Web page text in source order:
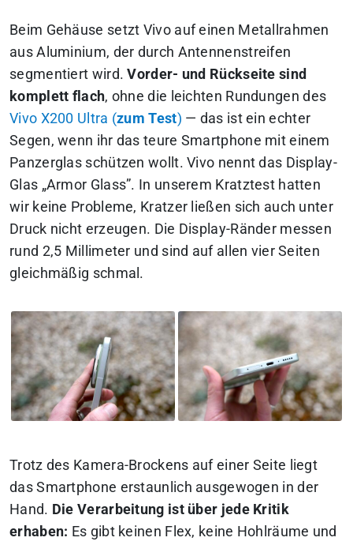
Beim Gehäuse setzt Vivo auf einen Metallrahmen
aus Aluminium, der durch Antennenstreifen
segmentiert wird.Vorder- und Rückseite sind
komplett flach, ohne die leichten Rundungen des
Vivo X200 Ultra (zum Test) — das ist ein echter
Segen, wenn ihr das teure Smartphone mit einem
Panzerglas schützen wollt. Vivo nennt das Display-
Glas „Armor Glass”. In unserem Kratztest hatten
wir keine Probleme, Kratzer ließen sich auch unter
Druck nicht erzeugen. Die Display-Ränder messen
rund 2,5 Millimeter und sind auf allen vier Seiten
gleichmäßig schmal.
Trotz des Kamera-Brockens auf einer Seite liegt
das Smartphone erstaunlich ausgewogen in der
Hand. Die Verarbeitung ist über jede Kritik
erhaben: Es gibt keinen Flex, keine Hohlräume und